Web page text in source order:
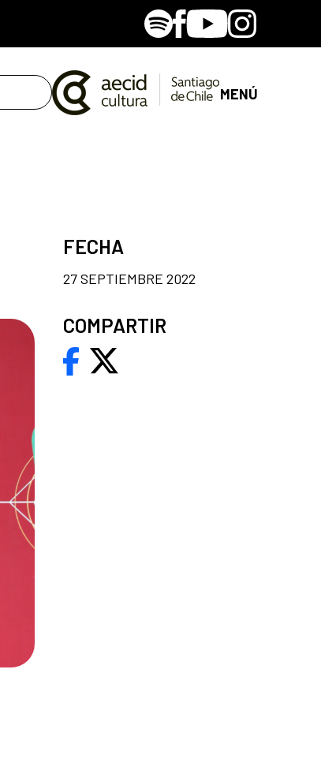
SpotifyFacebook
YoutubeInstagram
MENÚ
FECHA
27 SEPTIEMBRE 2022
COMPARTIR